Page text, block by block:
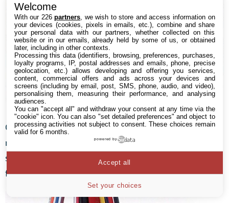
Cinq des six baies 3,5 pouces du GT1 sont munies de
rails et après vérification sur le site de la marque, la
sixième sert à installer un SSD ou disque dur au
format 2,5 pouces.
Welcome
With our 226partners , we wish to store and access information on
your devices (cookies, pixels in emails, etc.), combine and share
your personal data with our partners, whether collected on this
website or in our emails, already held by some of us, or obtained
later, including in other contexts.
Processing this data (identifiers, browsing, preferences, purchases,
loyalty programs, IP, postal addresses and emails, phone, precise
geolocation, etc.) allows developing and offering you services,
content, commercial offers and ads across your devices and
screens (including by email, post, SMS, phone, audio, and video),
personalising them, measuring their performance, and analysing
audiences.
You can "accept all" and withdraw your consent at any time via the
"cookie" icon. You can also "set detailed preferences" and object to
processing activities not subject to consent. These choices remain
valid for 6 months.
powered by
Set your choices
Accept all